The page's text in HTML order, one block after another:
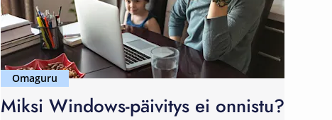
Omaguru
Miksi Windows-päivitys ei onnistu?